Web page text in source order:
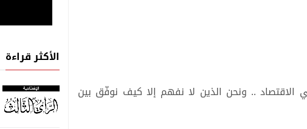
الاقتصاد .. ونحن الذين لا نفهم إلا كيف نوفّق بين
الأكثر قراءة